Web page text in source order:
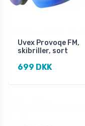
Uvex Provoqe FM,
skibriller, sort
699 DKK